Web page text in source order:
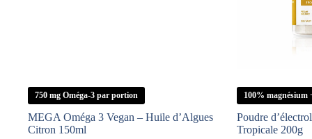
750 mg Oméga-3 par portion
MEGA Oméga 3 Vegan – Huile d’Algues
Citron 150ml
100% magnésium
Poudre
Tropicale 200g